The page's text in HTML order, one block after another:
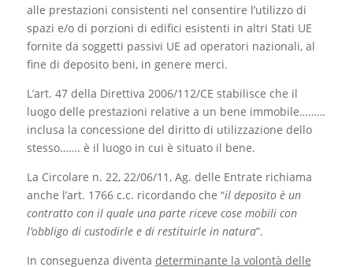
alle prestazioni consistenti nel consentire l’utilizzo di
spazi e/o di porzioni di edifici esistenti in altri Stati UE
fornite da soggetti passivi UE ad operatori nazionali, al
fine di deposito beni, in genere merci.
L’art. 47 della Direttiva 2006/112/CE stabilisce che il
luogo delle prestazioni relative a un bene immobile………
inclusa la concessione del diritto di utilizzazione dello
stesso……. è il luogo in cui è situato il bene.
La Circolare n. 22, 22/06/11, Ag. delle Entrate richiama
anche l’art. 1766 c.c. ricordando che “il deposito è un
contratto con il quale una parte riceve cose mobili con
l’obbligo di custodirle e di restituirle in natura”.
In conseguenza diventa determinante la volontà delle